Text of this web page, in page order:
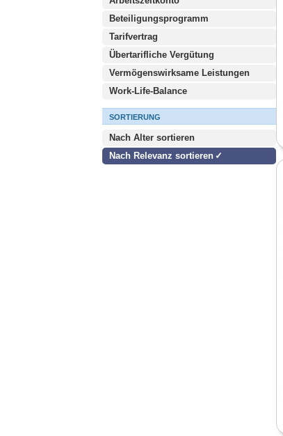
Beteiligungsprogramm
Tarifvertrag
Übertarifliche Vergütung
Vermögenswirksame Leistungen
Work-Life-Balance
SORTIERUNG
Nach Alter sortieren
Nach Relevanz sortieren